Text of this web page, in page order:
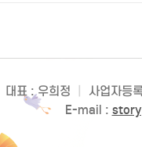
대표 : 우희정 사업자등
E-mail :